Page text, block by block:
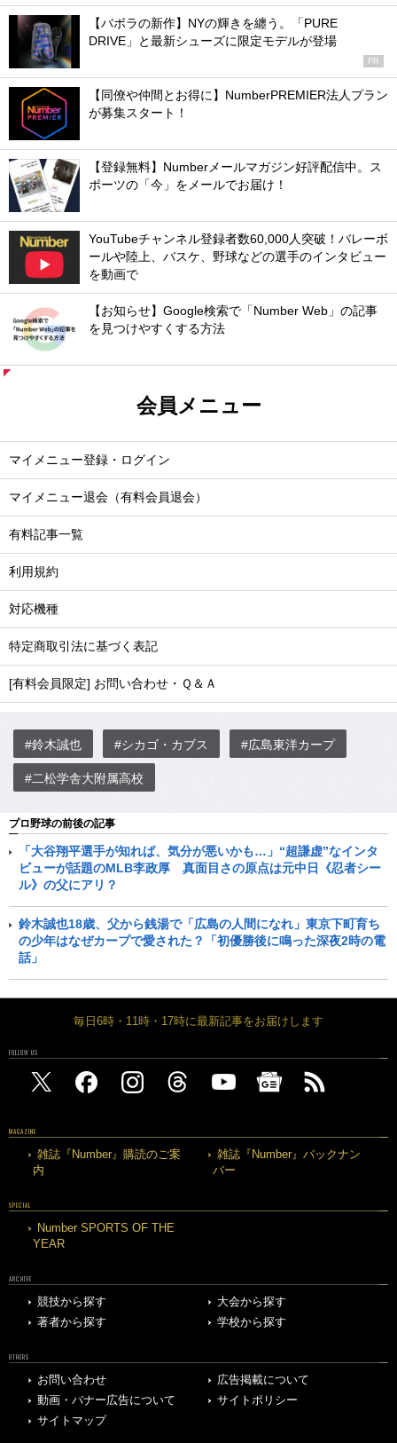
【バボラの新作】NYの輝きを纏う。「PURE
DRIVE」と最新シューズに限定モデルが登場
PR
【同僚や仲間とお得に】NumberPREMIER法人プラン
が募集スタート！
【登録無料】Numberメールマガジン好評配信中。ス
ポーツの「今」をメールでお届け！
YouTubeチャンネル登録者数60,000人突破！バレーボ
ールや陸上、バスケ、野球などの選手のインタビュー
を動画で
【お知らせ】Google検索で「Number Web」の記事
を見つけやすくする方法
会員メニュー
マイメニュー登録・ログイン
マイメニュー退会（有料会員退会）
有料記事一覧
利用規約
対応機種
特定商取引法に基づく表記
[有料会員限定] お問い合わせ・Ｑ＆Ａ
#鈴木誠也 #シカゴ・カブス #広島東洋カープ
#二松学舎大附属高校
プロ野球の前後の記事
「大谷翔平選手が知れば、気分が悪いかも…」“超謙虚”なインタ
ビューが話題のMLB李政厚 真面目さの原点は元中日《忍者シー
ル》の父にアリ？
鈴木誠也18歳、父から銭湯で「広島の人間になれ」東京下町育ち
の少年はなぜカープで愛された？「初優勝後に鳴った深夜2時の電
話」
毎日6時・11時・17時に最新記事をお届けします
FOLLOW US
MAGAZINE
雑誌『Number』購読のご案
内
雑誌『Number』バックナン
バー
SPECIAL
Number SPORTS OF THE
YEAR
ARCHIVE
競技から探す
大会から探す
著者から探す
学校から探す
OTHERS
お問い合わせ
広告掲載について
動画・バナー広告について
サイトポリシー
サイトマップ